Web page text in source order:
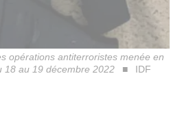
opérations antiterroristes menée en
18 au 19 décembre 2022
IDF